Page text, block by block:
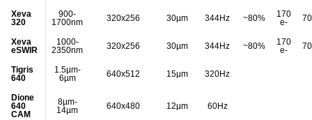
Xeva
320
900-
1700nm
320x256 30µm 344Hz ~80%
170
e-
Xeva
eSWIR
1000-
2350nm
320x256 30µm 344Hz ~80%
170
e-
Tigris
640
1.5µm-
6µm
640x512 15µm 320Hz
Dione
640
CAM
8µm-
14µm
640x480 12µm 60Hz